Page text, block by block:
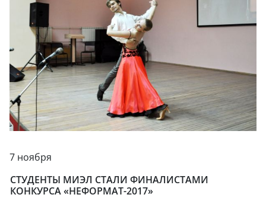
7 ноября
СТУДЕНТЫ МИЭЛ СТАЛИ ФИНАЛИСТАМИ
КОНКУРСА «НЕФОРМАТ-2017»